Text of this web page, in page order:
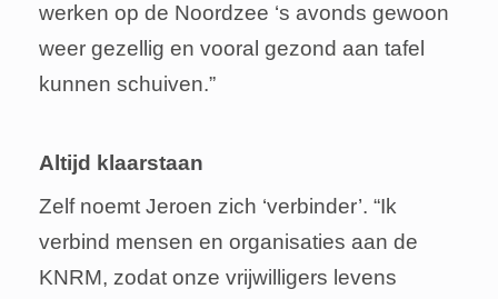
werken op de Noordzee ‘s avonds gewoon
weer gezellig en vooral gezond aan tafel
kunnen schuiven.”
Altijd klaarstaan
Zelf noemt Jeroen zich ‘verbinder’. “Ik
verbind mensen en organisaties aan de
KNRM, zodat onze vrijwilligers levens